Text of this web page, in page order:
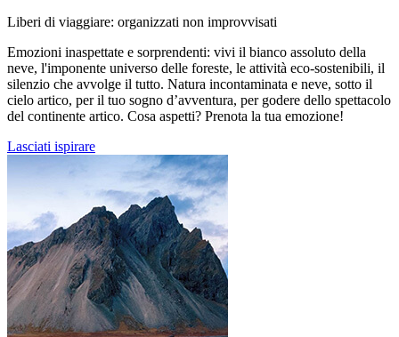
Liberi di viaggiare: organizzati non improvvisati
Emozioni inaspettate e sorprendenti: vivi il bianco assoluto della
neve, l'imponente universo delle foreste, le attività eco-sostenibili, il
silenzio che avvolge il tutto. Natura incontaminata e neve, sotto il
cielo artico, per il tuo sogno d’avventura, per godere dello spettacolo
del continente artico. Cosa aspetti? Prenota la tua emozione!
Lasciati ispirare